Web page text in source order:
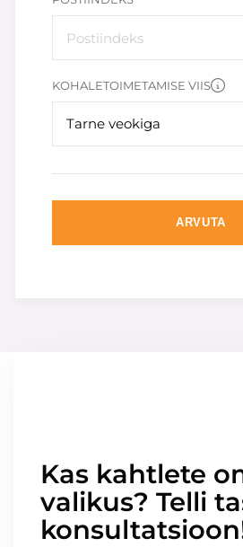
KOHALETOIMETAMISE VIIS
Tarne veokiga
ARVUTA
Kas kahtlete
valikus? Telli